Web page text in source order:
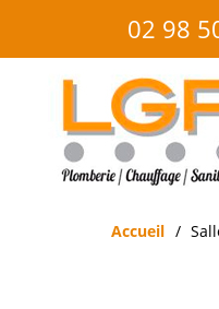
02 98
Accueil
Panneau de